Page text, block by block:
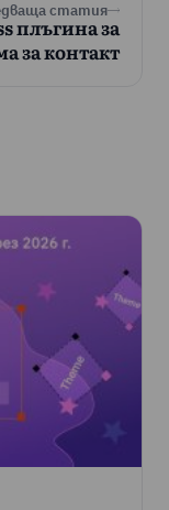
статия
плъгина за
за контакт